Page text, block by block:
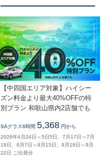
【中四国エリア対象】ハイシー
ズン料金より最大40%OFFの特
別プラン 和歌山県内2店舗でも
SAクラス6時間 5,368 円から
2026年4月24日～5日5日、7月17日～7月
19日、8月7日～8月15日、9月18日～9月
22日 ご出発分